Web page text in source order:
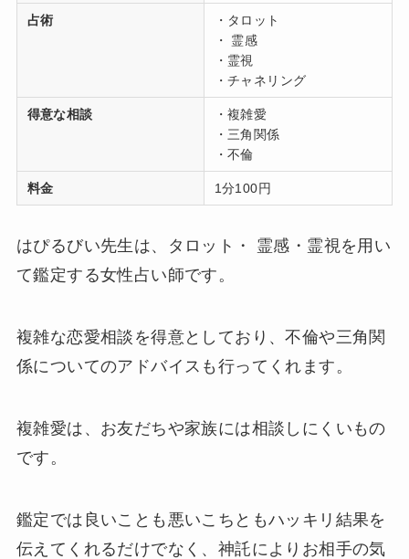
占術
・タロット
・ 霊感
・霊視
・チャネリング
得意な相談
・複雑愛
・三角関係
・不倫
料金 1分100円
はぴるびい先生は、タロット・ 霊感・霊視を用い
て鑑定する女性占い師です。
複雑な恋愛相談を得意としており、不倫や三角関
係についてのアドバイスも行ってくれます。
複雑愛は、お友だちや家族には相談しにくいもの
です。
鑑定では良いことも悪いこちともハッキリ結果を
伝えてくれるだけでなく、神託によりお相手の気